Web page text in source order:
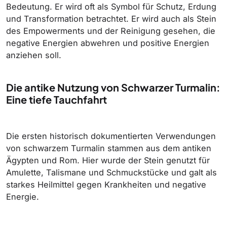
Bedeutung. Er wird oft als Symbol für Schutz, Erdung
und Transformation betrachtet. Er wird auch als Stein
des Empowerments und der Reinigung gesehen, die
negative Energien abwehren und positive Energien
anziehen soll.
Die antike Nutzung von Schwarzer Turmalin:
Eine tiefe Tauchfahrt
Die ersten historisch dokumentierten Verwendungen
von schwarzem Turmalin stammen aus dem antiken
Ägypten und Rom. Hier wurde der Stein genutzt für
Amulette, Talismane und Schmuckstücke und galt als
starkes Heilmittel gegen Krankheiten und negative
Energie.